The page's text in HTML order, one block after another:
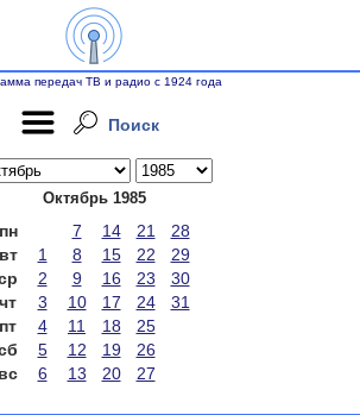
передач ТВ и радио с 1924 года
Поиск
Октябрь 1985
пн 7 14 21
28
вт
1 8 15 22
29
2 9 16 23
30
чт
3 10 17 24
31
пт
4 11 18
25
5 12 19
26
вс
6 13 20 27